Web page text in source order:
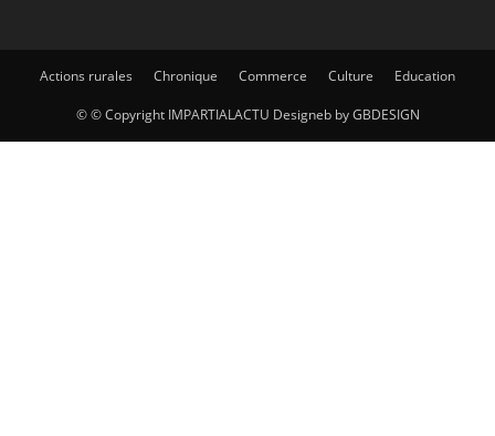
Actions rurales Chronique Commerce Culture Education
© © Copyright IMPARTIALACTU Designeb by GBDESIGN